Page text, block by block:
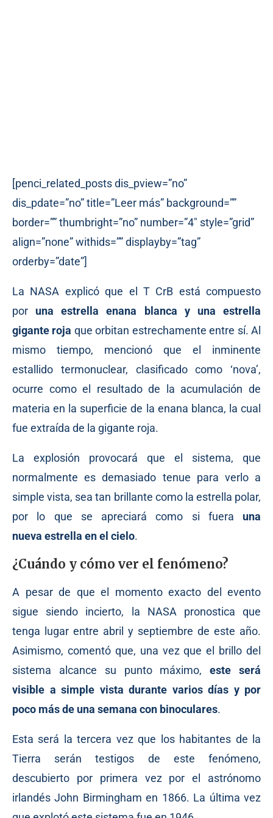
[penci_related_posts dis_pview=”no”
dis_pdate=”no” title=”Leer más” background=””
border=”” thumbright=”no” number=”4″ style=”grid”
align=”none” withids=”” displayby=”tag”
orderby=”date”]
La NASA explicóque el T CrB está compuesto
por una estrella enana blanca y una estrella
gigante roja que orbitan estrechamente entre sí. Al
mismo tiempo, mencionó que el inminente
estallido termonuclear, clasificado como ‘nova’,
ocurre como el resultado de la acumulación de
materia en la superficie de la enana blanca, la cual
fue extraída de la gigante roja.
La explosión provocará que el sistema, que
normalmente es demasiado tenue para verlo a
simple vista, sea tan brillante como la estrella polar,
por lo que se apreciará como si fuera una
nueva estrella en el cielo.
¿Cuándo y cómo ver el fenómeno?
A pesar de que el momento exacto del evento
sigue siendo incierto, la NASA pronostica que
tenga lugar entre abril y septiembre de este año.
Asimismo, comentó que, una vez que el brillo del
sistema alcance su punto máximo,este será
visible a simple vista durante varios días y por
poco más de una semana con binoculares.
Esta será la tercera vez que los habitantes de la
Tierra serántestigos de este fenómeno,
descubierto por primera vez por el astrónomo
irlandés John Birmingham en 1866. La última vez